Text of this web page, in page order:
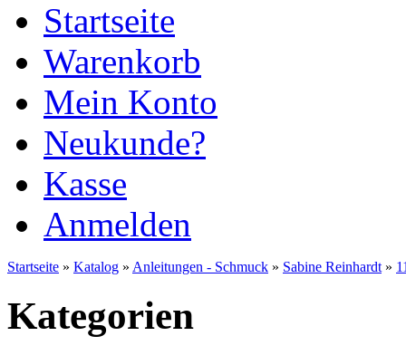
Startseite
Warenkorb
Mein Konto
Neukunde?
Kasse
Anmelden
Startseite » Katalog » Anleitungen - Schmuck » Sabine Reinhardt »
Kategorien